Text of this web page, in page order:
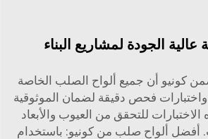
عالية الجودة لمشاريع البناء
كونيو أن جميع ألواح الصلب الخاصة
واختبارات فحص دقيقة لضمان الموثوقية
الاختبارات للتحقق من العيوب والأبعاد
أفضل ألواح صلب من كونيو: باستخدام